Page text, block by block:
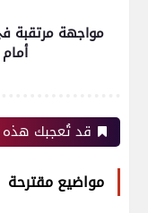
مواجهة مرتقبة
قد تُعجبك هذه
مواضيع مقترحة